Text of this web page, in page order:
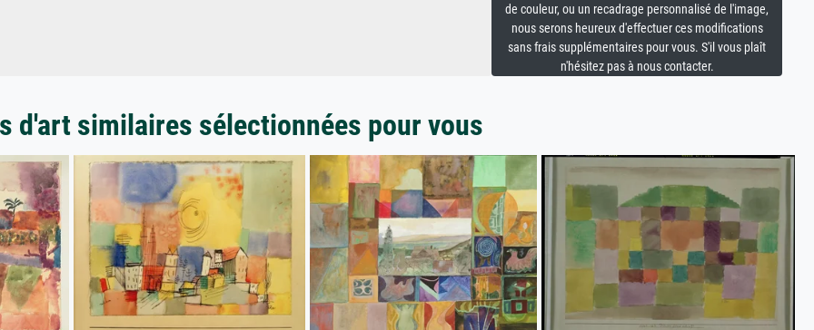
de couleur, ou un recadrage personnalisé de l'image,
nous serons heureux d'effectuer ces modifications
sans frais supplémentaires pour vous. S'il vous plaît
n'hésitez pas à nous contacter.
d'art similaires sélectionnées pour vous